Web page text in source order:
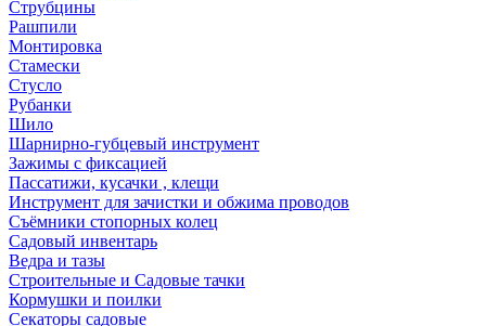
Струбцины
Рашпили
Монтировка
Стамески
Стусло
Рубанки
Шило
Шарнирно-губцевый инструмент
Зажимы с фиксацией
Пассатижи, кусачки , клещи
Инструмент для зачистки и обжима проводов
Съёмники стопорных колец
Садовый инвентарь
Ведра и тазы
Строительные и Садовые тачки
Кормушки и поилки
Секаторы садовые